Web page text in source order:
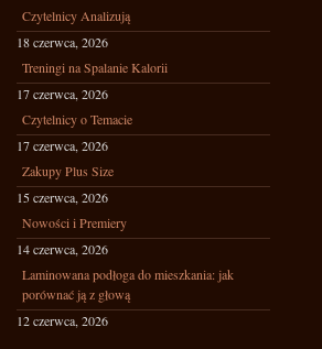
Czytelnicy Analizują
18 czerwca, 2026
Treningi na Spalanie Kalorii
17 czerwca, 2026
Czytelnicy o Temacie
17 czerwca, 2026
Zakupy Plus Size
15 czerwca, 2026
Nowości i Premiery
14 czerwca, 2026
Laminowana podłoga do mieszkania: jak
porównać ją z głową
12 czerwca, 2026